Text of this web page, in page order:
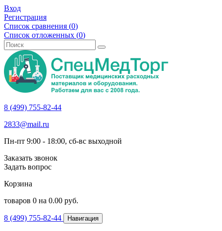
Вход
Регистрация
Список сравнения (0)
Список отложенных (0)
8 (499) 755-82-44
2833@mail.ru
Пн-пт 9:00 - 18:00, сб-вс выходной
Заказать звонок
Задать вопрос
Корзина
товаров 0 на 0.00 руб.
8 (499) 755-82-44 Навигация